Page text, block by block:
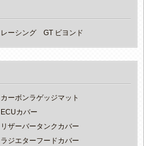
レーシング GT ビヨンド
カーボンラゲッジマット
ECUカバー
リザーバータンクカバー
ラジエターフードカバー